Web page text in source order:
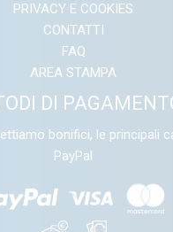
PRIVACY E COOKIES
CONTATTI
FAQ
AREA STAMPA
DI
bonifici, le principali
PayPal